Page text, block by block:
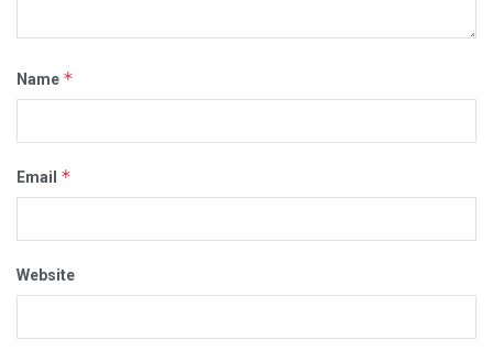
Name *
Email *
Website